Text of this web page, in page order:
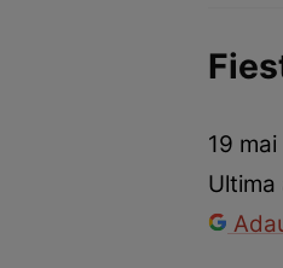
19
Ultima